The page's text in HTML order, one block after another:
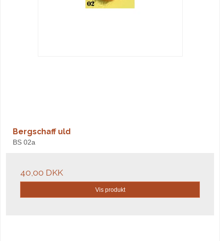
Bergschaff uld
BS 02a
40,00 DKK
Vis produkt